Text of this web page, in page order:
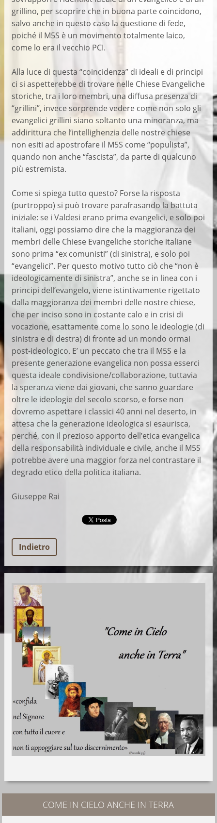
grillino, per scoprire che in buona parte coincidono,
salvo anche in questo caso la questione di fede,
poiché il M5S è un movimento totalmente laico,
come lo era il vecchio PCI.
Alla luce di questa “coincidenza” di ideali e di principi
ci si aspetterebbe di trovare nelle Chiese Evangeliche
storiche, tra i loro membri, una diffusa presenza di
“grillini”, invece sorprende vedere come non solo gli
evangelici grillini siano soltanto una minoranza, ma
addirittura che l’intellighenzia delle nostre chiese
non esiti ad apostrofare il M5S come “populista”,
quando non anche “fascista”, da parte di qualcuno
più estremista.
Come si spiega tutto questo? Forse la risposta
(purtroppo) si può trovare parafrasando la battuta
iniziale: se i Valdesi erano prima evangelici, e solo poi
italiani, oggi possiamo dire che la maggioranza dei
membri delle Chiese Evangeliche storiche italiane
sono prima “ex comunisti” (di sinistra), e solo poi
“evangelici”. Per questo motivo tutto ciò che “non è
ideologicamente di sinistra”, anche se in linea con i
principi dell’evangelo, viene istintivamente rigettato
dalla maggioranza dei membri delle nostre chiese,
che per inciso sono in costante calo e in crisi di
vocazione, esattamente come lo sono le ideologie (di
sinistra e di destra) di fronte ad un mondo ormai
post-ideologico. E’ un peccato che tra il M5S e la
presente generazione evangelica non possa esserci
questa ideale condivisione/collaborazione, tuttavia
la speranza viene dai giovani, che sanno guardare
oltre le ideologie del secolo scorso, e forse non
dovremo aspettare i classici 40 anni nel deserto, in
attesa che la generazione ideologica si esaurisca,
perché, con il prezioso apporto dell’etica evangelica
della responsabilità individuale e civile, anche il M5S
potrebbe avere una maggior forza nel contrastare il
degrado etico della politica italiana.
Giuseppe Rai
Indietro
COME IN CIELO ANCHE IN TERRA